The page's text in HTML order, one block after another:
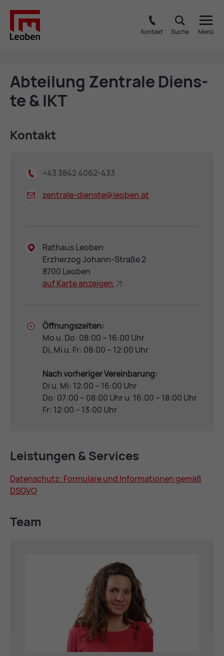
Kontakt Suche Menü
Ab­tei­lung Zen­tra­le Diens­
te & IKT
Kon­takt
+43 3842 4062-433
zentrale-dienste@leoben.at
Rathaus Leoben
Erzherzog Johann-Straße 2
8700 Leoben
auf Kar­te an­zei­gen
Öffnungszeiten:
Mo u. Do: 08:00 – 16:00 Uhr
Di, Mi u. Fr: 08:00 – 12:00 Uhr
Nach vorheriger Vereinbarung:
Di u. Mi: 12:00 – 16:00 Uhr
Do: 07:00 – 08:00 Uhr u. 16:00 – 18:00 Uhr
Fr: 12:00 – 13:00 Uhr
Leis­tun­gen & Ser­vices
Da­ten­schutz: For­mu­la­re und In­for­ma­tio­nen ge­mäß
DS­GVO
Team